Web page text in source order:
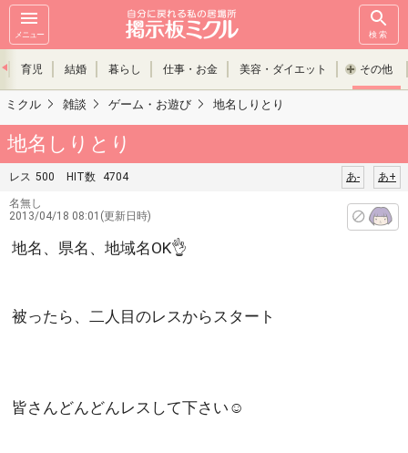
メニュー 検索
育児 結婚 暮らし 仕事・お金 美容・ダイエット その他
ミクル 雑談 ゲーム・お遊び 地名しりとり
地名しりとり
レス 500 HIT数 4704 あ+
あ-
名無し
2013/04/18 08:01(更新日時)
地名、県名、地域名OK👌
被ったら、二人目のレスからスタート
皆さんどんどんレスして下さい☺